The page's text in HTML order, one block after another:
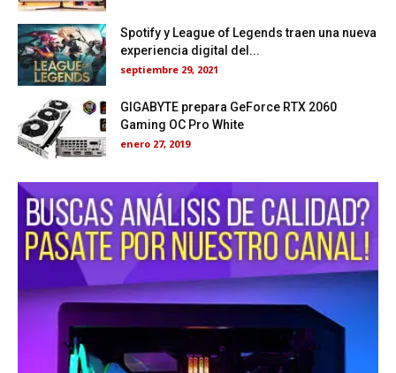
Spotify y League of Legends traen una nueva
experiencia digital del...
septiembre 29, 2021
GIGABYTE prepara GeForce RTX 2060
Gaming OC Pro White
enero 27, 2019